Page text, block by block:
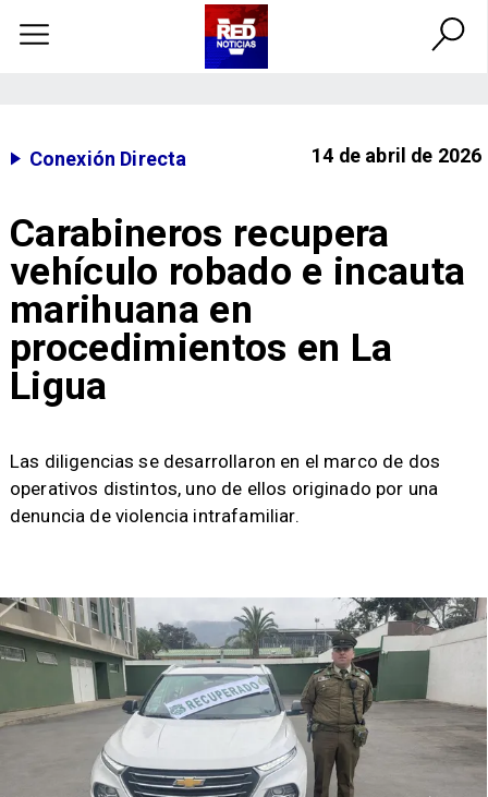
Conexión Directa 14 de abril de 2026
Carabineros recupera
vehículo robado e incauta
marihuana en
procedimientos en La
Ligua
​Las diligencias se desarrollaron en el marco de dos
operativos distintos, uno de ellos originado por una
denuncia de violencia intrafamiliar.